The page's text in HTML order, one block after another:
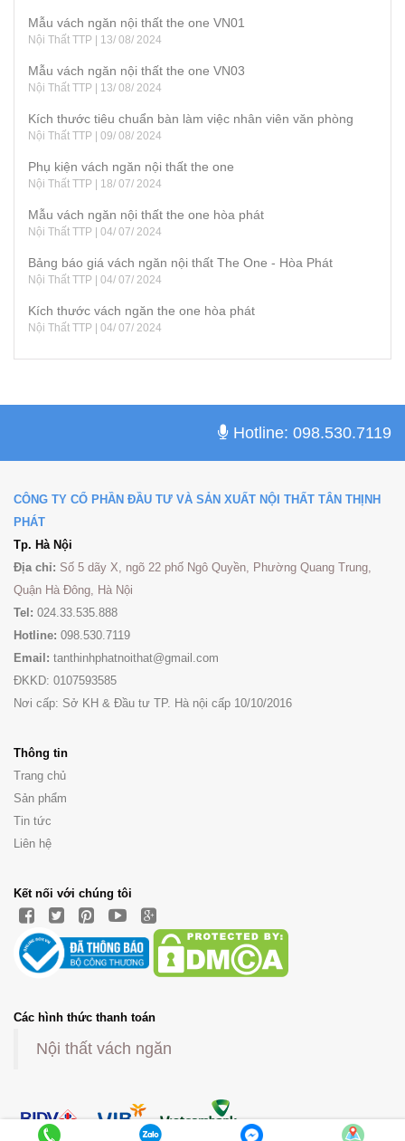
Mẫu vách ngăn nội thất the one VN01
Nội Thất TTP | 13/ 08/ 2024
Mẫu vách ngăn nội thất the one VN03
Nội Thất TTP | 13/ 08/ 2024
Kích thước tiêu chuẩn bàn làm việc nhân viên văn phòng
Nội Thất TTP | 09/ 08/ 2024
Phụ kiện vách ngăn nội thất the one
Nội Thất TTP | 18/ 07/ 2024
Mẫu vách ngăn nội thất the one hòa phát
Nội Thất TTP | 04/ 07/ 2024
Bảng báo giá vách ngăn nội thất The One - Hòa Phát
Nội Thất TTP | 04/ 07/ 2024
Kích thước vách ngăn the one hòa phát
Nội Thất TTP | 04/ 07/ 2024
Hotline: 098.530.7119
CÔNG TY CỔ PHẦN ĐẦU TƯ VÀ SẢN XUẤT NỘI THẤT TÂN THỊNH
PHÁT
Tp. Hà Nội
Địa chỉ: Số 5 dãy X, ngõ 22 phố Ngô Quyền, Phường Quang Trung,
Quận Hà Đông, Hà Nội
Tel: 024.33.535.888
Hotline: 098.530.7119
Email: tanthinhphatnoithat@gmail.com
ĐKKD: 0107593585
Nơi cấp: Sở KH & Đầu tư TP. Hà nội cấp 10/10/2016
Thông tin
Trang chủ
Sản phẩm
Tin tức
Liên hệ
Kết nối với chúng tôi
Các hình thức thanh toán
Nội thất vách ngăn